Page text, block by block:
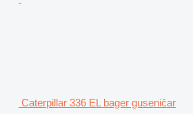
Caterpillar 336 EL bager guseničar